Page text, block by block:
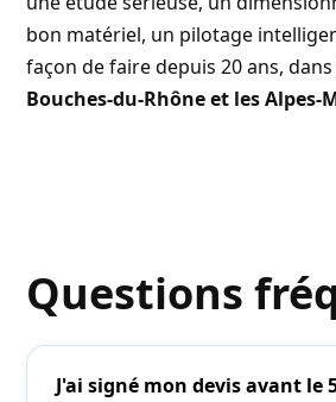
bon matériel, un pilotage
façon de faire depuis 20 ans,
Bouches-du-Rhône et les Alpes-
Questions
J'ai signé mon devis avant le